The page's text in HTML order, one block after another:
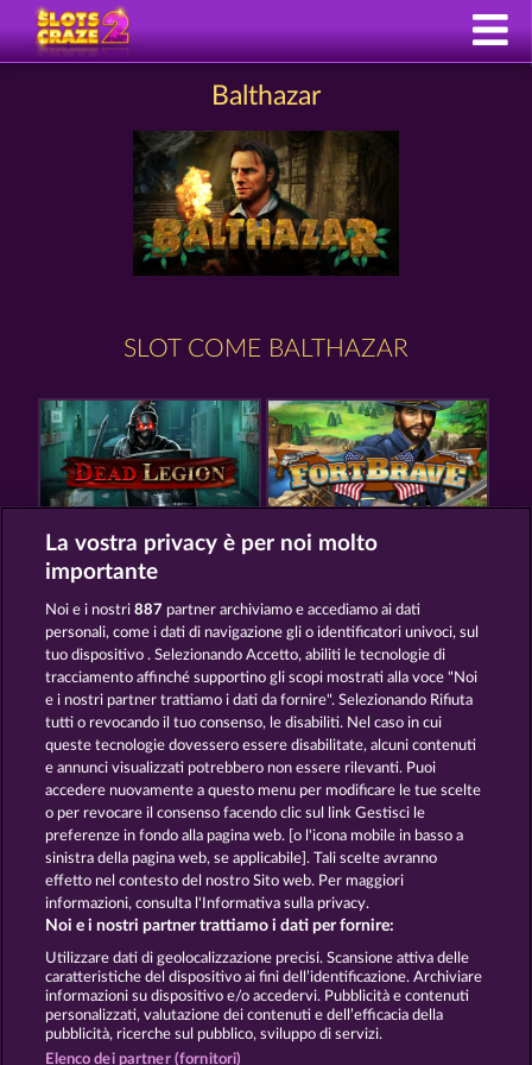
Balthazar
SLOT COME BALTHAZAR
DEAD LEGION FORT BRAVE
ROBIN & HIS GIRL SECRET MISSION
Termini e condizioni
Informativa sulla privacy Note legali
Società FAQ Facebook
Invia richiesta di recesso
La vostra privacy è per noi molto
importante
Noi e i nostri887 partner archiviamo e accediamo ai dati
personali, come i dati di navigazione gli o identificatori univoci, sul
tuo dispositivo . Selezionando Accetto, abiliti le tecnologie di
tracciamento affinché supportino gli scopi mostrati alla voce "Noi
e i nostri partner trattiamo i dati da fornire". Selezionando Rifiuta
tutti o revocando il tuo consenso, le disabiliti. Nel caso in cui
queste tecnologie dovessero essere disabilitate, alcuni contenuti
e annunci visualizzati potrebbero non essere rilevanti. Puoi
accedere nuovamente a questo menu per modificare le tue scelte
o per revocare il consenso facendo clic sul link Gestisci le
preferenze in fondo alla pagina web. [o l'icona mobile in basso a
sinistra della pagina web, se applicabile]. Tali scelte avranno
effetto nel contesto del nostro Sito web. Per maggiori
informazioni, consulta l'Informativa sulla privacy.
Noi e i nostri partner trattiamo i dati per fornire:
Utilizzare dati di geolocalizzazione precisi. Scansione attiva delle
caratteristiche del dispositivo ai fini dell’identificazione. Archiviare
informazioni su dispositivo e/o accedervi. Pubblicità e contenuti
personalizzati, valutazione dei contenuti e dell’efficacia della
pubblicità, ricerche sul pubblico, sviluppo di servizi.
Elenco dei partner (fornitori)